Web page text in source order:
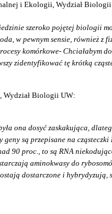
i Ekologii, Wydział
szeroko pojętej biologii
w pewnym sensie, również
komórkowe-
zidentyfikować tę krótką
Wydział Biologii UW:
ona dosyć zaskakująca,
są przepisane na
90 proc., to są RNA
aminokwasy do
dostarczone i